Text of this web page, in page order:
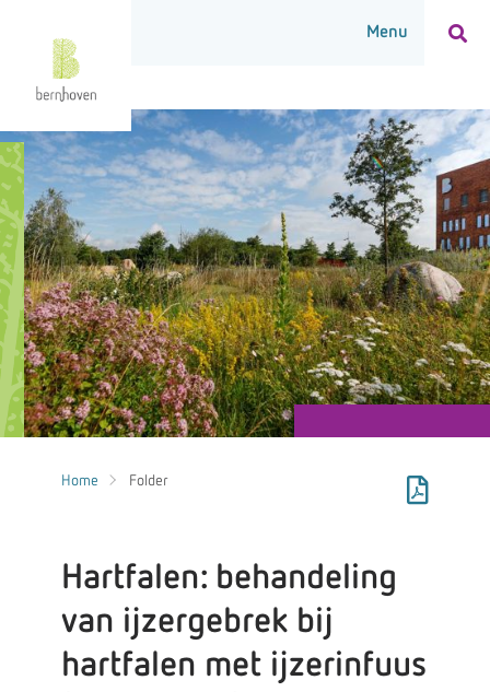
Home Folder
Hartfalen: behandeling
van ijzergebrek bij
hartfalen met ijzerinfuus